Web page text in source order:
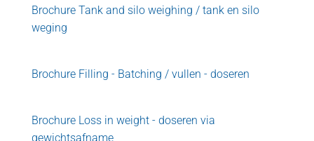
Brochure Tank and silo weighing / tank en silo
weging
Brochure Filling - Batching / vullen - doseren
Brochure Loss in weight - doseren via
gewichtsafname